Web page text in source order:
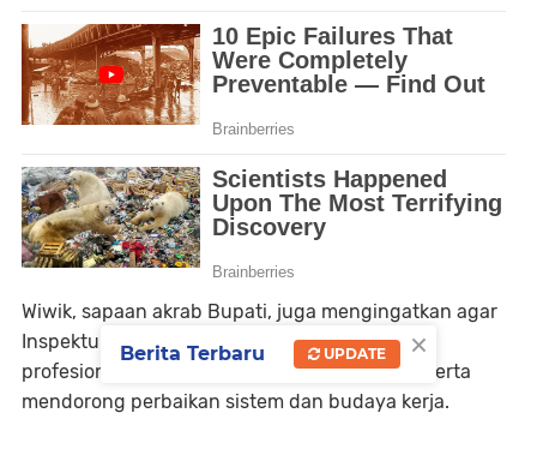
Wiwik, sapaan akrab Bupati, juga mengingatkan agar
Inspektur menjunjung tinggi integritas dan
profesionalisme, berani menegakkan aturan, serta
mendorong perbaikan sistem dan budaya kerja.
×
Berita Terbaru UPDATE